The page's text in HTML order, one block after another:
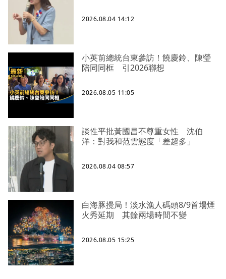
2026.08.04 14:12
小英前總統台東參訪！饒慶鈴、陳瑩
陪同同框 引2026聯想
2026.08.05 11:05
談性平批黃國昌不尊重女性 沈伯
洋：對我和范雲態度「差超多」
2026.08.04 08:57
白海豚攪局！淡水漁人碼頭8/9首場煙
火秀延期 其餘兩場時間不變
2026.08.05 15:25